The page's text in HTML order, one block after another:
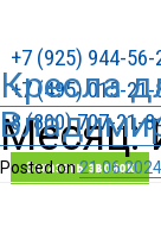
+7 (925) 944-56-
+7 (495) 015-21-
8 (800) 707-21-
Заказать звонок
Месяц:
Кресла
Posted on21.06.2024